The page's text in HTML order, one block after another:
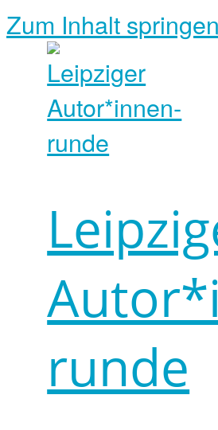
Zum Inhalt springen
runde